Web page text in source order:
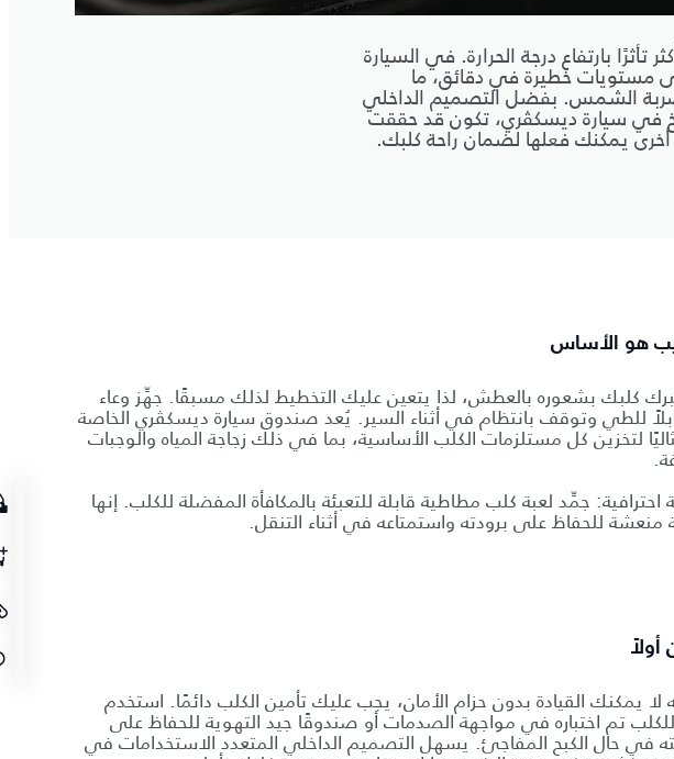
تأثرًا بارتفاع درجة الحرارة. في السيارة
مستويات خطيرة في دقائق، ما
الشمس. بفضل التصميم الداخلي
في سيارة ديسكڤري، تكون قد حققت
أخرى يمكنك فعلها لضمان راحة كلبك.
هو الأساس
كلبك بشعوره بالعطش، لذا يتعين عليك التخطيط لذلك مسبقًا. جهِّز وعاء
للطي وتوقف بانتظام في أثناء السير. يُعد صندوق سيارة ديسكڤري الخاصة
لتخزين كل مستلزمات الكلب الأساسية، بما في ذلك زجاجة المياه والوجبات
جمِّد لعبة كلب مطاطية قابلة للتعبئة بالمكافأة المفضلة للكلب. إنها
منعشة للحفاظ على برودته واستمتاعه في أثناء التنقل.
أولاً
لا يمكنك القيادة بدون حزام الأمان، يجب عليك تأمين الكلب دائمًا. استخدم
للكلب تم اختباره في مواجهة الصدمات أو صندوقًا جيد التهوية للحفاظ على
في حال الكبح المفاجئ. يسهل التصميم الداخلي المتعدد الاستخدامات في